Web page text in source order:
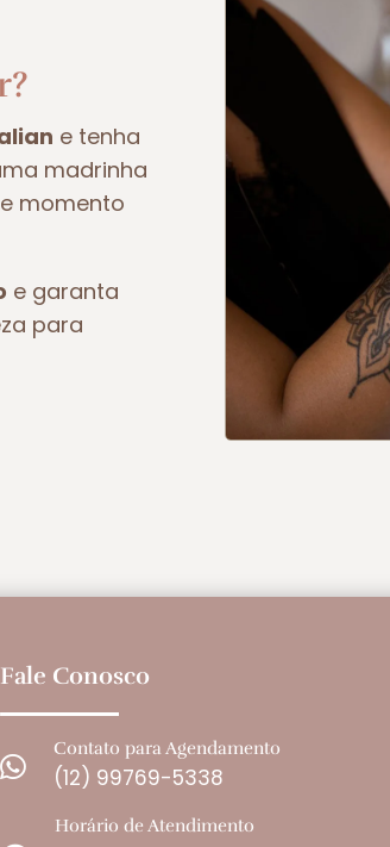
e tenha
madrinha
momento
e garanta
para
Fale Conosco

Contato para Agendamento
(12) 99769-5338
Horário de Atendimento